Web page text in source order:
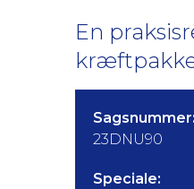
En
Sagsnummer:
23DNU90
Speciale: